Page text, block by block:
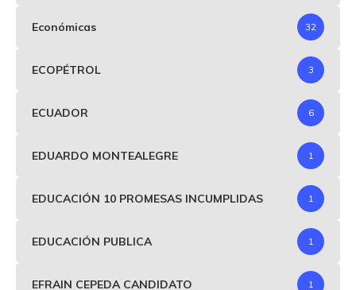
Económicas 32
ECOPÉTROL 3
ECUADOR 6
EDUARDO MONTEALEGRE 1
EDUCACIÓN 10 PROMESAS INCUMPLIDAS 1
EDUCACIÓN PUBLICA 1
EFRAIN CEPEDA CANDIDATO 1